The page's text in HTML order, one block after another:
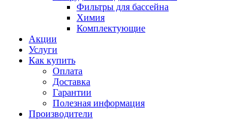
Фильтры для бассейна
Химия
Комплектующие
Акции
Услуги
Как купить
Оплата
Доставка
Гарантии
Полезная информация
Производители